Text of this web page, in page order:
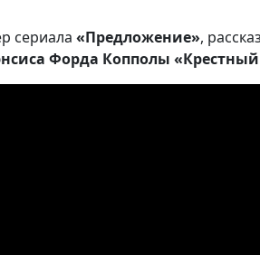
сериала «Предложение»,
Форда Копполы «Крестный